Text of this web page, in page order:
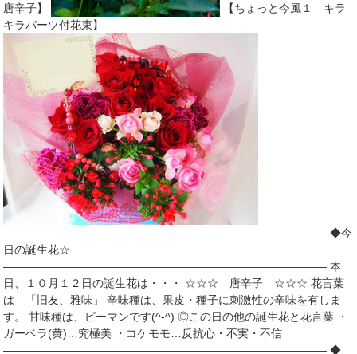
唐辛子】
【ちょっと今風１ キラ
キラパーツ付花束】
――――――――――――――――――――――――――――― ◆今
日の誕生花☆
――――――――――――――――――――――――――――― 本
日、１０月１２日の誕生花は・・・ ☆☆☆ 唐辛子 ☆☆☆ 花言葉
は 「旧友、雅味」 辛味種は、果皮・種子に刺激性の辛味を有しま
す。 甘味種は、ピーマンです(^-^) ◎この日の他の誕生花と花言葉 ・
ガーベラ(黄)…究極美 ・コケモモ…反抗心・不実・不信
――――――――――――――――――――――――――――― ◆